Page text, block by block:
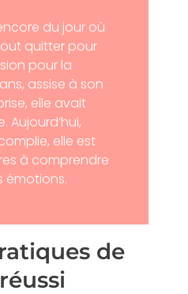
du jour où
quitter pour
pour la
assise à son
elle avait
Aujourd’hui,
elle est
à comprendre
émotions.
de